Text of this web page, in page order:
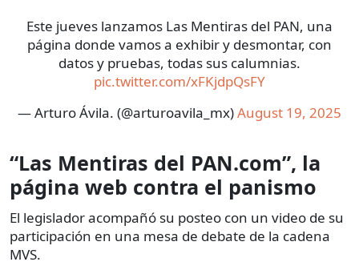
Este jueves lanzamos Las Mentiras del PAN, una
página donde vamos a exhibir y desmontar, con
datos y pruebas, todas sus calumnias.
pic.twitter.com/xFKjdpQsFY
— Arturo Ávila. (@arturoavila_mx)August 19, 2025
“Las Mentiras del PAN.com”, la
página web contra el panismo
El legislador acompañó su posteo con un video de su
participación en una mesa de debate de la cadena
MVS.